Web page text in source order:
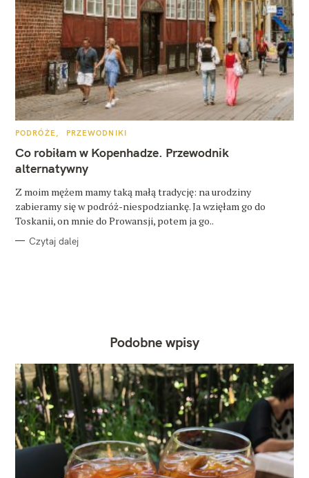
K
T
E
G
O
I
E
PODRÓŻE PRZEWODNIKI
Co robiłam w Kopenhadze. Przewodnik
alternatywny
Z moim mężem mamy taką małą tradycję: na urodziny
zabieramy się w podróż-niespodziankę. Ja wzięłam go do
Toskanii, on mnie do Prowansji, potem ja go..
Czytaj dalej
Podobne wpisy